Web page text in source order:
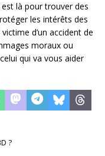
là pour trouver des
les intérêts des
d’un accident de
moraux ou
qui va vous aider
?